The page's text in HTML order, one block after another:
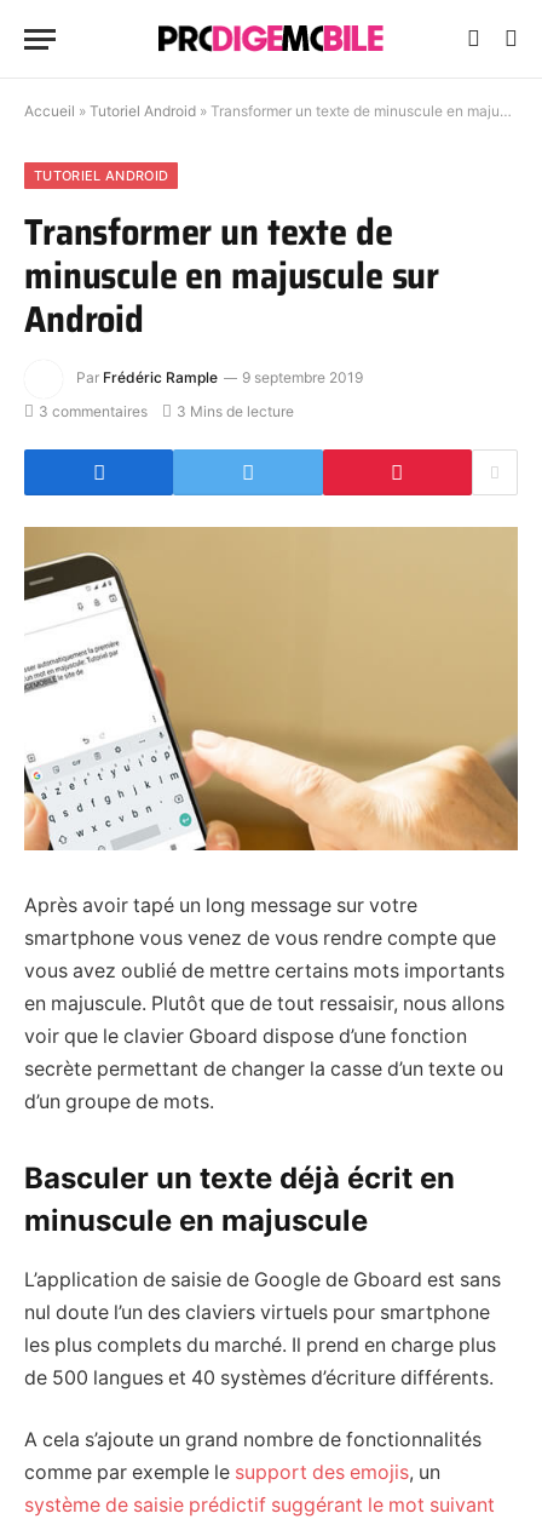
Accueil » Tutoriel Android » Transformer un texte de minuscule en majuscule sur Android
TUTORIEL ANDROID
Transformer un texte de
minuscule en majuscule sur
Android
Par Frédéric Rample
9 septembre 2019
3 commentaires
3 Mins de lecture
Après avoir tapé un long message sur votre
smartphone vous venez de vous rendre compte que
vous avez oublié de mettre certains mots importants
en majuscule. Plutôt que de tout ressaisir, nous allons
voir que le clavier Gboard dispose d’une fonction
secrète permettant de changer la casse d’un texte ou
d’un groupe de mots.
Basculer un texte déjà écrit en
minuscule en majuscule
L’application de saisie de Google de Gboard est sans
nul doute l’un des claviers virtuels pour smartphone
les plus complets du marché. Il prend en charge plus
de 500 langues et 40 systèmes d’écriture différents.
A cela s’ajoute un grand nombre de fonctionnalités
comme par exemple le support des emojis, un
système de saisie prédictif suggérant le mot suivant